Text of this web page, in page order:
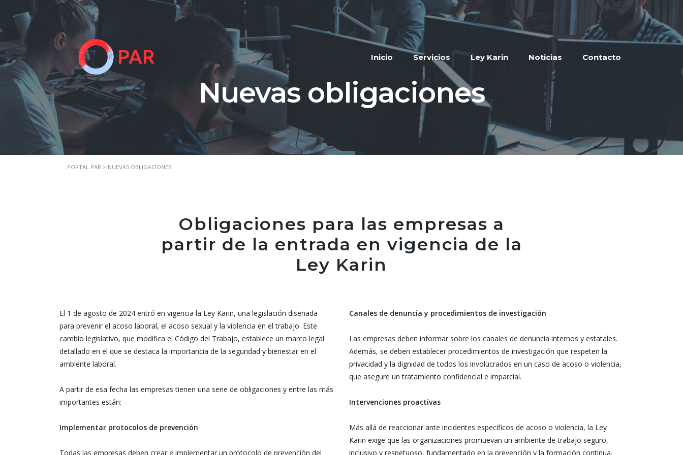
Inicio Servicios Ley Karin Noticias Contacto
Nuevas obligaciones
PORTAL PAR > NUEVAS OBLIGACIONES
Obligaciones para las empresas a
partir de la entrada en vigencia de la
Ley Karin
El 1 de agosto de 2024 entró en vigencia la Ley Karin, una legislación diseñada
para prevenir el acoso laboral, el acoso sexual y la violencia en el trabajo. Este
cambio legislativo, que modifica el Código del Trabajo, establece un marco legal
detallado en el que se destaca la importancia de la seguridad y bienestar en el
ambiente laboral.
A partir de esa fecha las empresas tienen una serie de obligaciones y entre las más
importantes están:
Implementar protocolos de prevención
Todas las empresas deben crear e implementar un protocolo de prevención del
Canales de denuncia y procedimientos de investigación
Las empresas deben informar sobre los canales de denuncia internos y estatales.
Además, se deben establecer procedimientos de investigación que respeten la
privacidad y la dignidad de todos los involucrados en un caso de acoso o violencia,
que asegure un tratamiento confidencial e imparcial.
Intervenciones proactivas
Más allá de reaccionar ante incidentes específicos de acoso o violencia, la Ley
Karin exige que las organizaciones promuevan un ambiente de trabajo seguro,
inclusivo y respetuoso, fundamentado en la prevención y la formación continua.